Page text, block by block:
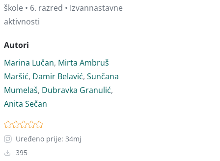
škole • 6. razred • Izvannastavne
aktivnosti
Autori
Marina Lučan, Mirta Ambruš
Maršić, Damir Belavić, Sunčana
Mumelaš, Dubravka Granulić,
Anita Sečan
Uređeno prije: 34mj
395